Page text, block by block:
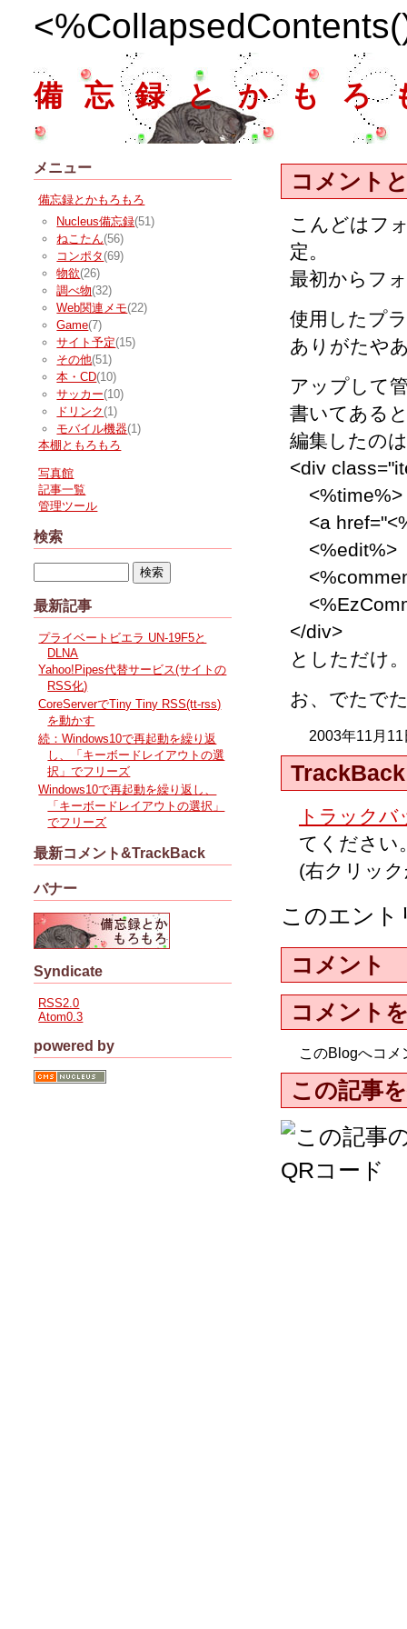
備忘録とかもろ
コメント
こんどはフ
定。
最初からフ
使用したプ
ありがたや
アップして
書いてある
編集したの
<div
<%time%>
<a
<%edit%>
</div>
としただけ
お、でたで
2003年11月
TrackBack
トラックバ
てください
(右クリッ
このエン
コメント
コメント
このBlogへコ
この記事
メニュー
備忘録とかもろもろ
Nucleus備忘録(51)
ねこたん(56)
コンポタ (69)
物欲(26)
調べ物(32)
Web関連メモ(22)
Game(7)
サイト予定(15)
その他(51)
本・CD(10)
サッカー(10)
ドリンク (1)
モバイル機器(1)
本棚ともろもろ
写真館
記事一覧
管理ツール
検索
最新記事
プライベートビエラ UN-19F5と
DLNA
Yahoo!Pipes代替サービス(サイトの
RSS化)
CoreServerでTiny Tiny RSS(tt-rss)
を動かす
続：Windows10で再起動を繰り返
し、「キーボードレイアウトの選
択」でフリーズ
Windows10で再起動を繰り返し、
「キーボードレイアウトの選択」
でフリーズ
最新コメント&TrackBack
バナー
Syndicate
RSS2.0
Atom0.3
powered by